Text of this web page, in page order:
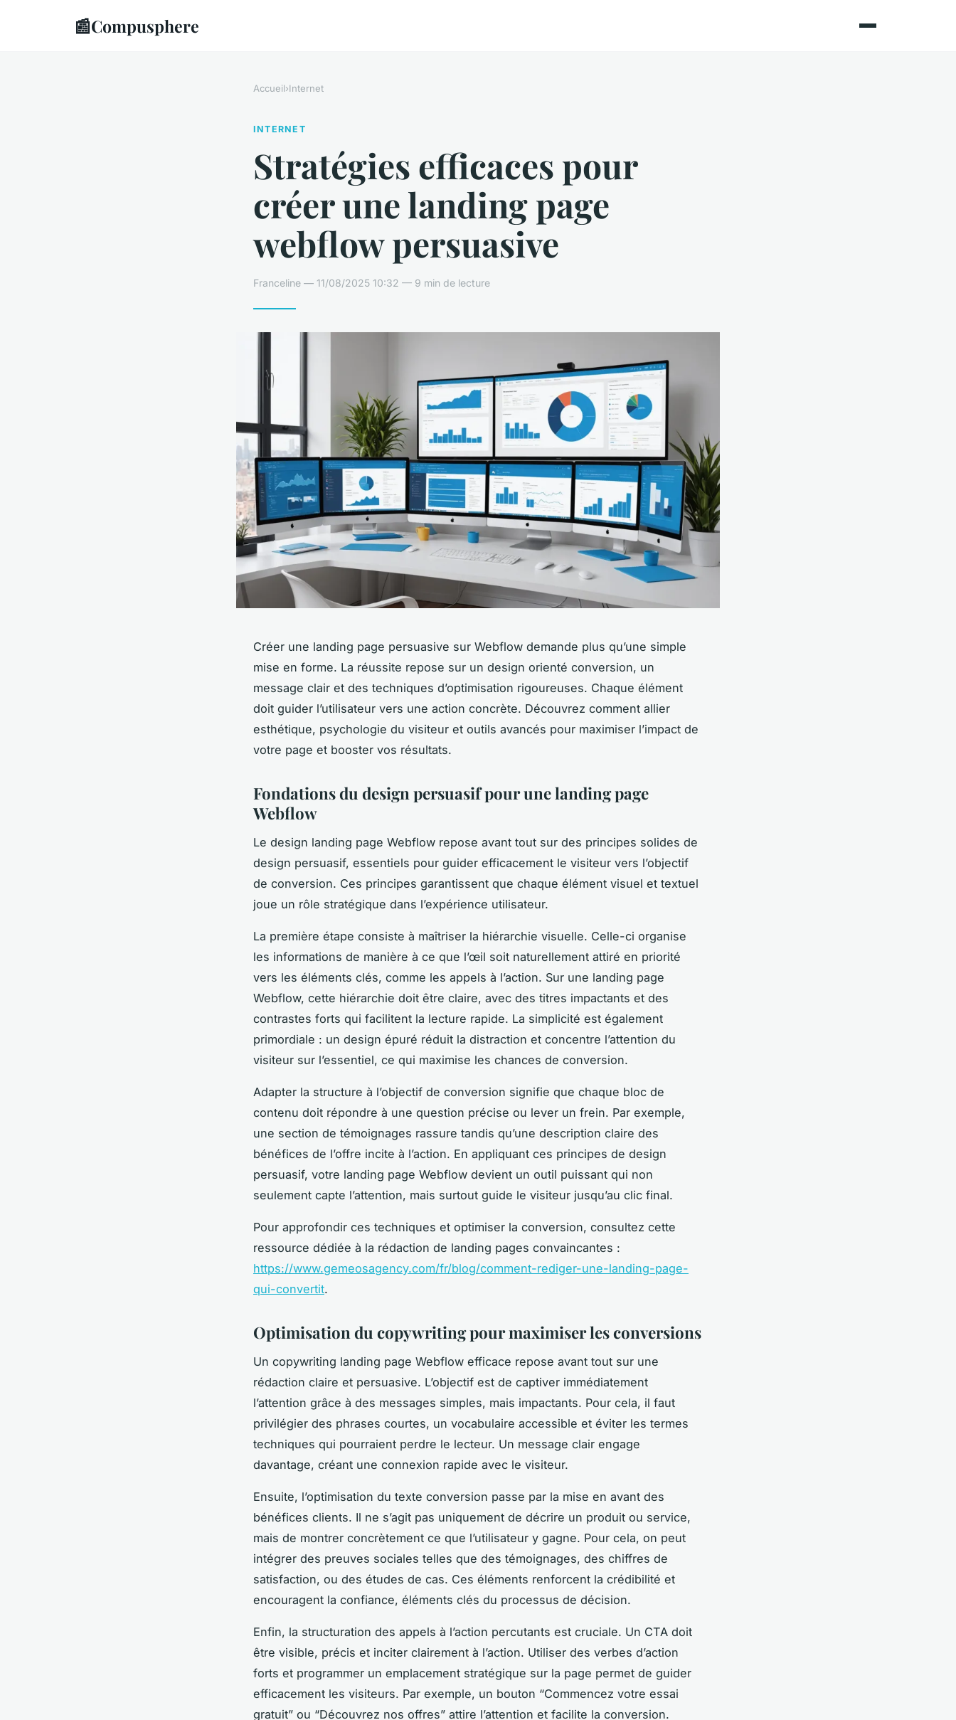
📰Compusphere
Accueil›Internet
INTERNET
Stratégies efficaces pour
créer une landing page
webflow persuasive
Franceline — 11/08/2025 10:32 — 9 min de lecture
Créer une landing page persuasive sur Webflow demande plus qu’une simple
mise en forme. La réussite repose sur un design orienté conversion, un
message clair et des techniques d’optimisation rigoureuses. Chaque élément
doit guider l’utilisateur vers une action concrète. Découvrez comment allier
esthétique, psychologie du visiteur et outils avancés pour maximiser l’impact de
votre page et booster vos résultats.
Fondations du design persuasif pour une landing page
Webflow
Le design landing page Webflow repose avant tout sur des principes solides de
design persuasif, essentiels pour guider efficacement le visiteur vers l’objectif
de conversion. Ces principes garantissent que chaque élément visuel et textuel
joue un rôle stratégique dans l’expérience utilisateur.
La première étape consiste à maîtriser la hiérarchie visuelle. Celle-ci organise
les informations de manière à ce que l’œil soit naturellement attiré en priorité
vers les éléments clés, comme les appels à l’action. Sur une landing page
Webflow, cette hiérarchie doit être claire, avec des titres impactants et des
contrastes forts qui facilitent la lecture rapide. La simplicité est également
primordiale : un design épuré réduit la distraction et concentre l’attention du
visiteur sur l’essentiel, ce qui maximise les chances de conversion.
Adapter la structure à l’objectif de conversion signifie que chaque bloc de
contenu doit répondre à une question précise ou lever un frein. Par exemple,
une section de témoignages rassure tandis qu’une description claire des
bénéfices de l’offre incite à l’action. En appliquant ces principes de design
persuasif, votre landing page Webflow devient un outil puissant qui non
seulement capte l’attention, mais surtout guide le visiteur jusqu’au clic final.
Pour approfondir ces techniques et optimiser la conversion, consultez cette
ressource dédiée à la rédaction de landing pages convaincantes :
https://www.gemeosagency.com/fr/blog/comment-rediger-une-landing-page-
qui-convertit.
Optimisation du copywriting pour maximiser les conversions
Un copywriting landing page Webflow efficace repose avant tout sur une
rédaction claire et persuasive. L’objectif est de captiver immédiatement
l’attention grâce à des messages simples, mais impactants. Pour cela, il faut
privilégier des phrases courtes, un vocabulaire accessible et éviter les termes
techniques qui pourraient perdre le lecteur. Un message clair engage
davantage, créant une connexion rapide avec le visiteur.
Ensuite, l’optimisation du texte conversion passe par la mise en avant des
bénéfices clients. Il ne s’agit pas uniquement de décrire un produit ou service,
mais de montrer concrètement ce que l’utilisateur y gagne. Pour cela, on peut
intégrer des preuves sociales telles que des témoignages, des chiffres de
satisfaction, ou des études de cas. Ces éléments renforcent la crédibilité et
encouragent la confiance, éléments clés du processus de décision.
Enfin, la structuration des appels à l’action percutants est cruciale. Un CTA doit
être visible, précis et inciter clairement à l’action. Utiliser des verbes d’action
forts et programmer un emplacement stratégique sur la page permet de guider
efficacement les visiteurs. Par exemple, un bouton “Commencez votre essai
gratuit” ou “Découvrez nos offres” attire l’attention et facilite la conversion.